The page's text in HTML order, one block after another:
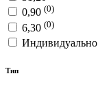
0,90 (0)
6,30 (0)
Индивидуально
Тип